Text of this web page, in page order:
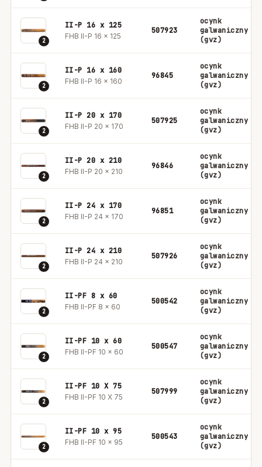
2
II-P 16 x 125
FHB II-P 16 x 125
507923
ocynk
galwaniczny
(gvz)
2
II-P 16 x 160
FHB II-P 16 x 160
96845
ocynk
galwaniczny
(gvz)
2
II-P 20 x 170
FHB II-P 20 x 170
507925
ocynk
galwaniczny
(gvz)
2
II-P 20 x 210
FHB II-P 20 x 210
96846
ocynk
galwaniczny
(gvz)
2
II-P 24 x 170
FHB II-P 24 x 170
96851
ocynk
galwaniczny
(gvz)
2
II-P 24 x 210
FHB II-P 24 x 210
507926
ocynk
galwaniczny
(gvz)
2
II-PF 8 x 60
FHB II-PF 8 x 60
500542
ocynk
galwaniczny
(gvz)
2
II-PF 10 x 60
FHB II-PF 10 x 60
500547
ocynk
galwaniczny
(gvz)
2
II-PF 10 X 75
FHB II-PF 10 X 75
507999
ocynk
galwaniczny
(gvz)
2
II-PF 10 x 95
FHB II-PF 10 x 95
500543
ocynk
galwaniczny
(gvz)